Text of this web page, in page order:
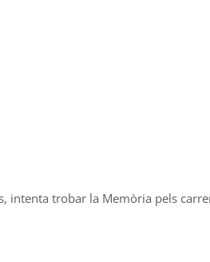
intenta trobar la Memòria pels